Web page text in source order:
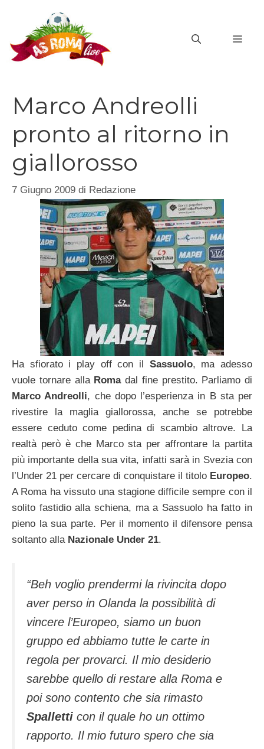
contenuto
Marco Andreolli
pronto al ritorno in
giallorosso
7 Giugno 2009 di Redazione
Ha sfiorato i play off con il Sassuolo, ma adesso
vuole tornare alla Roma dal fine prestito. Parliamo di
Marco Andreolli, che dopo l’esperienza in B sta per
rivestire la maglia giallorossa, anche se potrebbe
essere ceduto come pedina di scambio altrove. La
realtà però è che Marco sta per affrontare la partita
più importante della sua vita, infatti sarà in Svezia con
l’Under 21 per cercare di conquistare il titolo Europeo.
A Roma ha vissuto una stagione difficile sempre con il
solito fastidio alla schiena, ma a Sassuolo ha fatto in
pieno la sua parte. Per il momento il difensore pensa
soltanto alla Nazionale Under 21.
“Beh voglio prendermi la rivincita dopo
aver perso in Olanda la possibilità di
vincere l’Europeo, siamo un buon
gruppo ed abbiamo tutte le carte in
regola per provarci. Il mio desiderio
sarebbe quello di restare alla Roma e
poi sono contento che sia rimasto
Spalletti con il quale ho un ottimo
rapporto. Il mio futuro spero che sia